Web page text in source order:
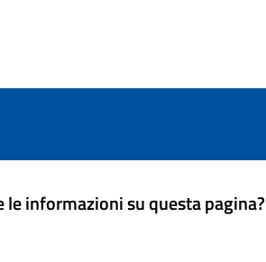
le informazioni su questa pagina?